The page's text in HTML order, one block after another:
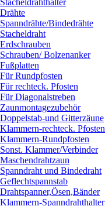
Stacheldrahthalter
Drähte
Spanndrähte/Bindedrähte
Stacheldraht
Erdschrauben
Schrauben/Bolzenanker
Fußplatten
Für Rundpfosten
Für rechteck. Pfosten
Für Diagonalstreben
Zaunmontagezubehör
Doppelstab-und Gitterzäune
Klammern-rechteck. Pfosten
Klammern-Rundpfosten
Sonst. Klammer/Verbinder
Maschendrahtzaun
Spanndraht und Bindedraht
Geflechtspannstab
Drahtspanner,Ösen,Bänder
Klammern-Spanndrahthalter